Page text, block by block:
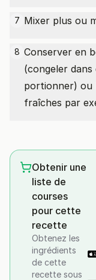
7 Mixer plus ou
8 Conserver en
(congeler
portionner) ou
fraîches par
Obtenir une
liste de
courses
pour cette
recette
Obtenez les
ingrédients
de cette
recette sous